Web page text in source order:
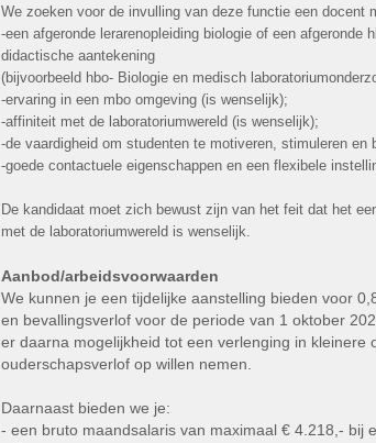
We zoeken voor de invulling van deze functie een docent
-een afgeronde lerarenopleiding biologie of een afgeronde
didactische aantekening
(bijvoorbeeld hbo- Biologie en medisch
-ervaring in een mbo omgeving (is wenselijk);
-affiniteit met de laboratoriumwereld (is wenselijk);
-de vaardigheid om studenten te motiveren, stimuleren en
-goede contactuele eigenschappen en een flexibele
De kandidaat moet zich bewust zijn van het feit dat het
met de laboratoriumwereld is wenselijk.
Aanbod/arbeidsvoorwaarden
We kunnen je een tijdelijke aanstelling bieden voor
en bevallingsverlof voor de periode van 1 oktober
er daarna mogelijkheid tot een verlenging in kleinere
ouderschapsverlof op willen nemen.
Daarnaast bieden we je:
- een bruto maandsalaris van maximaal € 4.218,- bij